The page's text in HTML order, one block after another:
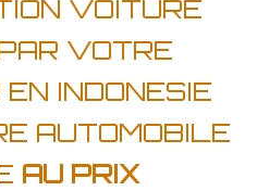
VOITURE
VOTRE
INDONESIE
AUTOMOBILE
AU PRIX